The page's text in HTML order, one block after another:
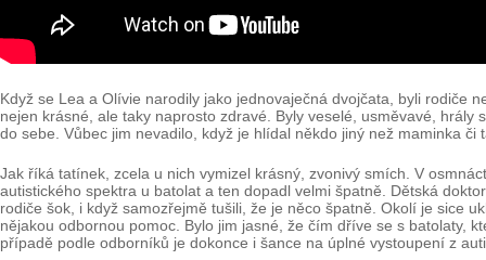
Když se Lea a Olívie narodily jako jednovaječná dvojčata, byli rodiče
nejen krásné, ale taky naprosto zdravé. Byly veselé, usměvavé,
do sebe. Vůbec jim nevadilo, když je hlídal někdo jiný než maminka
Jak říká tatínek, zcela u nich vymizel krásný, zvonivý smích. V
autistického spektra u batolat a ten dopadl velmi špatně. Dětská
rodiče šok, i když samozřejmě tušili, že je něco špatně. Okolí je sice
nějakou odbornou pomoc. Bylo jim jasné, že čím dříve se s batolaty,
případě podle odborníků je dokonce i šance na úplné vystoupení z